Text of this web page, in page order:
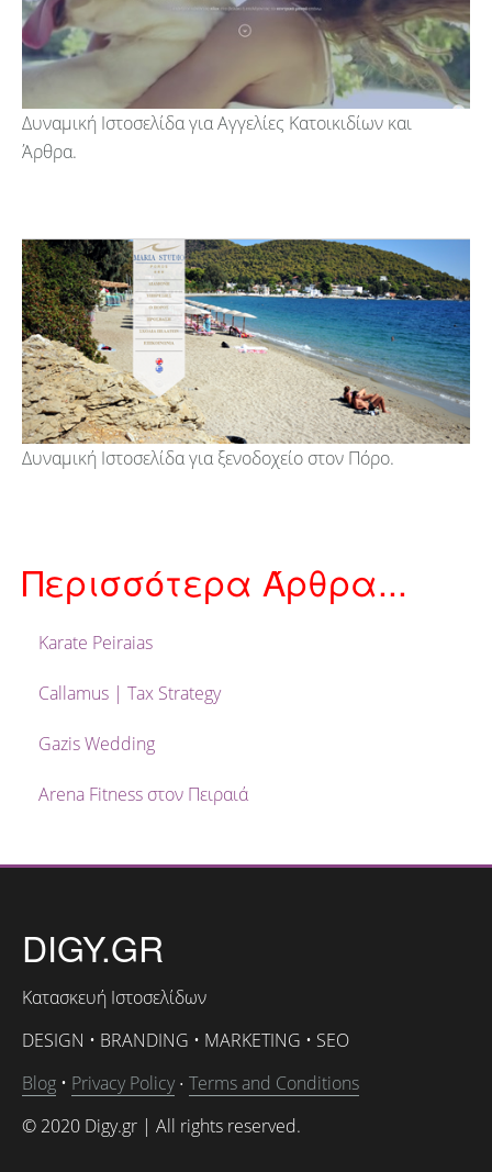
Δυναμική Ιστοσελίδα για Αγγελίες Κατοικιδίων και
Άρθρα.
Δυναμική Ιστοσελίδα για ξενοδοχείο στον Πόρο.
Περισσότερα Άρθρα...
Karate Peiraias
Callamus | Tax Strategy
Gazis Wedding
Arena Fitness στον Πειραιά
DIGY.GR
Κατασκευή Ιστοσελίδων
DESIGN • BRANDING • MARKETING • SEO
Blog • Privacy Policy • Terms and Conditions
© 2020 Digy.gr | All rights reserved.